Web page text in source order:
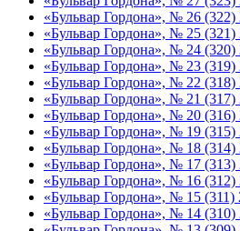
«Бульвар Гордона», № 26
«Бульвар Гордона», № 25
«Бульвар Гордона», № 24
«Бульвар Гордона», № 23
«Бульвар Гордона», № 22
«Бульвар Гордона», № 21 (317)
«Бульвар Гордона», № 20 (316)
«Бульвар Гордона», № 19 (315)
«Бульвар Гордона», № 18 (314)
«Бульвар Гордона», № 17 (313)
«Бульвар Гордона», № 16 (312)
«Бульвар Гордона», № 15 (311)
«Бульвар Гордона», № 14 (310)